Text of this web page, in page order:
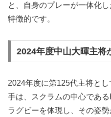
と、自身のプレーが一体化
特徴的です。
2024年度中山大暉主将
2024年度に第125代主将と
手は、スクラムの中心であ
ラグビーを体現し、その姿